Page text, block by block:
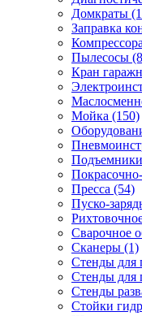
Домкраты
Заправка
Компрессора
Пылесосы
Кран
Мойка (150)
Подъемники
Пресса (54)
Пуско-
Сварочное
Сканеры (1)
Стенды для
Стенды для
Стенды
Стойки